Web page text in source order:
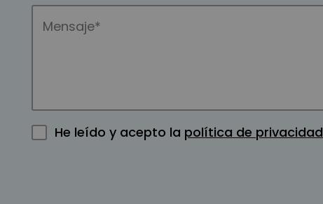
He leído y acepto la política de privacidad